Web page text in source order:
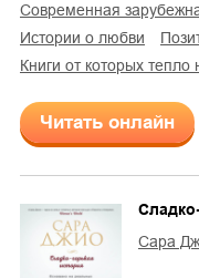
современная
истории о любви
Книги от которых
Читать онлайн
Сара